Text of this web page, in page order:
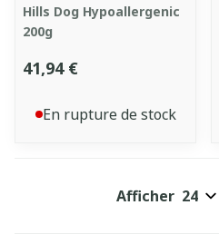
Hills Dog Hypoallergenic
200g
41,94 €
En rupture de stock
Afficher